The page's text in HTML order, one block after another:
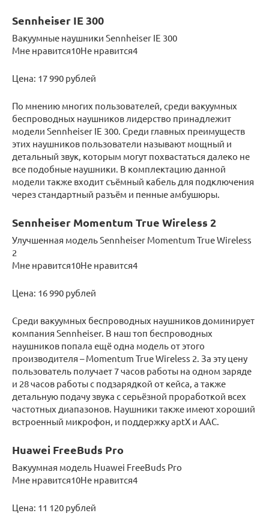
Sennheiser IE 300
Вакуумные наушники Sennheiser IE 300
Мне нравится10Не нравится4
Цена: 17 990 рублей
По мнению многих пользователей, среди вакуумных
беспроводных наушников лидерство принадлежит
модели Sennheiser IE 300. Среди главных преимуществ
этих наушников пользователи называют мощный и
детальный звук, которым могут похвастаться далеко не
все подобные наушники. В комплектацию данной
модели также входит съёмный кабель для подключения
через стандартный разъём и пенные амбушюры.
Sennheiser Momentum True Wireless 2
Улучшенная модель Sennheiser Momentum True Wireless
2
Мне нравится10Не нравится4
Цена: 16 990 рублей
Среди вакуумных беспроводных наушников доминирует
компания Sennheiser. В наш топ беспроводных
наушников попала ещё одна модель от этого
производителя – Momentum True Wireless 2. За эту цену
пользователь получает 7 часов работы на одном заряде
и 28 часов работы с подзарядкой от кейса, а также
детальную подачу звука с серьёзной проработкой всех
частотных диапазонов. Наушники также имеют хороший
встроенный микрофон, и поддержку aptX и AAC.
Huawei FreeBuds Pro
Вакуумная модель Huawei FreeBuds Pro
Мне нравится10Не нравится4
Цена: 11 120 рублей